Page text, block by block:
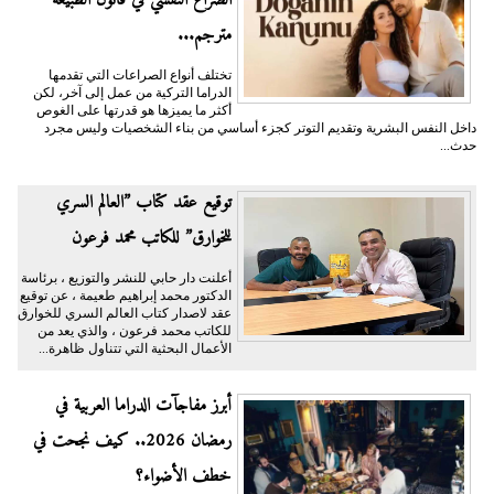
مترجم...
تختلف أنواع الصراعات التي تقدمها
الدراما التركية من عمل إلى آخر، لكن
أكثر ما يميزها هو قدرتها على الغوص
داخل النفس البشرية وتقديم التوتر كجزء أساسي من بناء الشخصيات وليس مجرد
حدث...
توقيع عقد كتاب ”العالم السري
للخوارق” للكاتب محمد فرعون
أعلنت دار حابي للنشر والتوزيع ، برئاسة
الدكتور محمد إبراهيم طعيمة ، عن توقيع
عقد لاصدار كتاب العالم السري للخوارق
للكاتب محمد فرعون ، والذي يعد من
الأعمال البحثية التي تتناول ظاهرة...
أبرز مفاجآت الدراما العربية في
رمضان 2026.. كيف نجحت في
خطف الأضواء؟